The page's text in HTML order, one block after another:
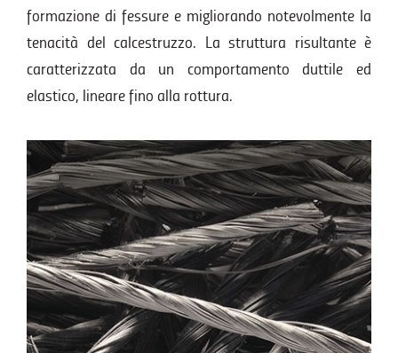
formazione di fessure e migliorando notevolmente la
tenacità del calcestruzzo. La struttura risultante è
caratterizzata da un comportamento duttile ed
elastico, lineare fino alla rottura.